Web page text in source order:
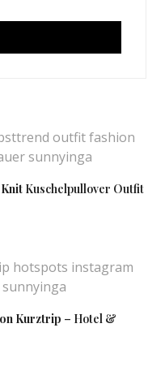
Kuschelpullover Outfit
Kurztrip – Hotel &